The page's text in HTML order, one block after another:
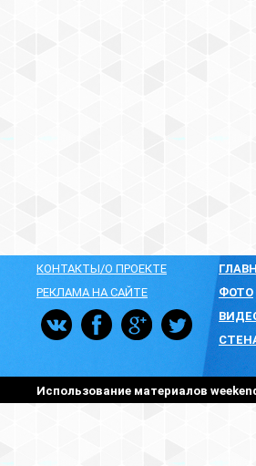
КОНТАКТЫ/О ПРОЕКТЕ
РЕКЛАМА НА САЙТЕ
ФОТО
Использование материалов